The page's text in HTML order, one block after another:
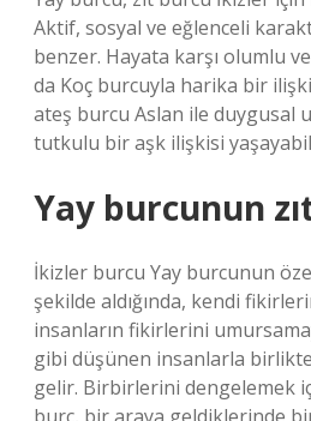
Aktif, sosyal ve eğlenceli
benzer. Hayata karşı olumlu
da Koç burcuyla harika bir
ateş burcu Aslan ile duygusal
tutkulu bir aşk ilişkisi
Yay burcunun
İkizler burcu Yay burcunun
şekilde aldığında, kendi
insanların fikirlerini
gibi düşünen insanlarla
gelir. Birbirlerini dengelemek